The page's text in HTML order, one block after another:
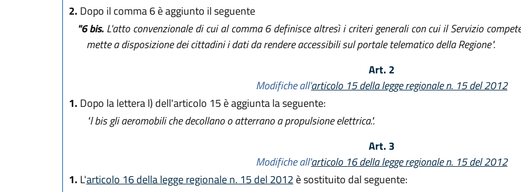
2. Dopo il comma 6 è aggiunto il seguente
"6 bis.L'atto convenzionale di cui al comma 6 definisce altresì i criteri generali con cui il Servizio
mette a disposizione dei cittadini i dati da rendere accessibili sul portale telematico della Regione".
Art. 2
Modifiche all'articolo 15 della legge regionale n. 15 del 2012
1. Dopo la lettera l) dell'articolo 15 è aggiunta la seguente:
"l bisgli aeromobili che decollano o atterrano a propulsione elettrica.".
Art. 3
Modifiche all'articolo 16 della legge regionale n. 15 del 2012
1. L'articolo 16 della legge regionale n. 15 del 2012 è sostituito dal seguente: